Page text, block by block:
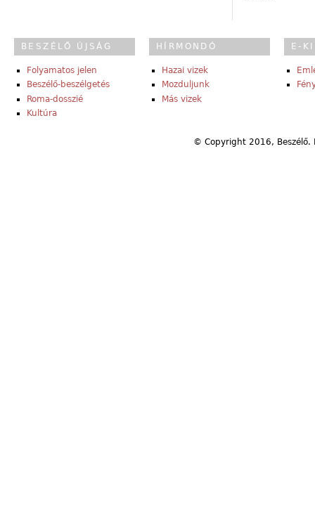
BESZÉLŐ ÚJSÁG
Folyamatos jelen
Beszélő-beszélgetés
Roma-dosszié
Kultúra
HÍRMONDÓ
Hazai vizek
Mozduljunk
Más vizek
E-
© Copyright 2016,